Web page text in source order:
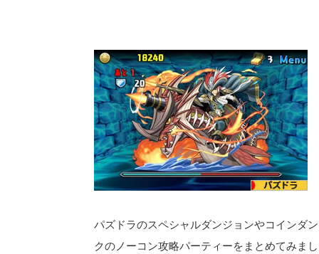
パズドラのスペシャルダンジョンやコインダ
クのノーコン攻略パーティーをまとめてみまし